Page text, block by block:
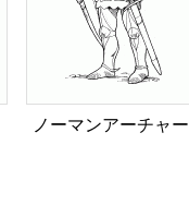
ノーマンアーチャー